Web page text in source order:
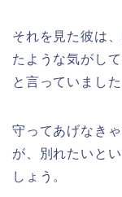
それを見た彼は
たような気がし
と言っていました
守ってあげなき
が、別れたいと
しょう。